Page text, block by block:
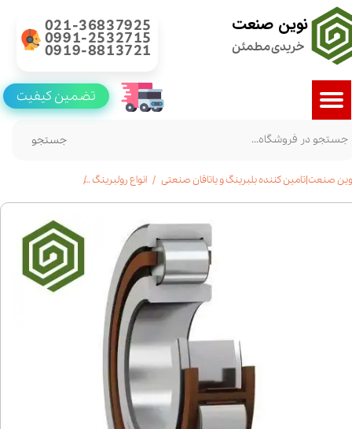
نوین صنعت
خریدی مطمئن
021-36837925
0991-2532715
0919-8813721
جستجو
تضمین کیفیت
صنعت|تامین کننده بلبرینگ و یاتاقان صنعتی انواع رولبرینگ